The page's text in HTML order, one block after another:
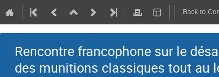
Back to
Rencontre francophone sur le
des munitions classiques tout au